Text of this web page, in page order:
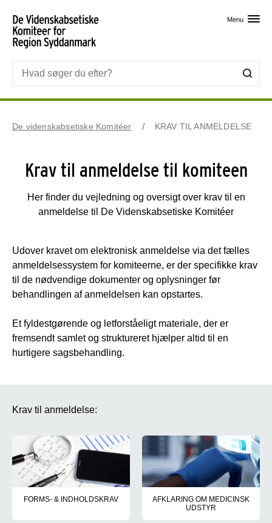
Menu
De videnskabsetiske Komitéer KRAV TIL ANMELDELSE
Krav til anmeldelse til komiteen
Her finder du vejledning og oversigt over krav til en
anmeldelse til De Videnskabsetiske Komitéer
Udover kravet om elektronisk anmeldelse via det fælles
anmeldelsessystem for komiteerne, er der specifikke krav
til de nødvendige dokumenter og oplysninger før
behandlingen af anmeldelsen kan opstartes.
Et fyldestgørende og letforståeligt materiale, der er
fremsendt samlet og struktureret hjælper altid til en
hurtigere sagsbehandling.
Krav til anmeldelse:
FORMS- & INDHOLDSKRAV
AFKLARING OM MEDICINSK
UDSTYR